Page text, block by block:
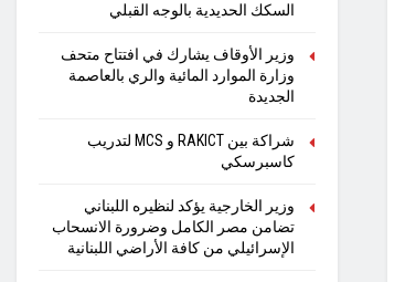
السكك الحديدية بالوجه القبلي
وزير الأوقاف يشارك في افتتاح متحف
وزارة الموارد المائية والري بالعاصمة
الجديدة
شراكة بين RAKICT و MCS لتدريب
كاسبرسكي
وزير الخارجية يؤكد لنظيره اللبناني
تضامن مصر الكامل وضرورة الانسحاب
الإسرائيلي من كافة الأراضي اللبنانية